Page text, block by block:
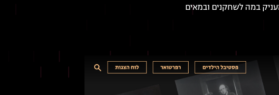
במה לשחקנים ובמאים